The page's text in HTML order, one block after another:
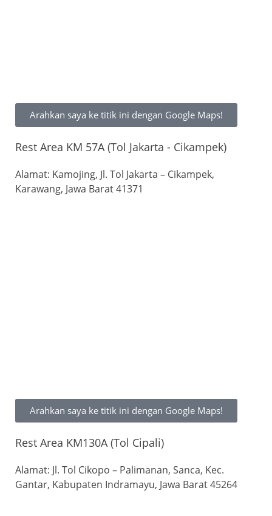
Arahkan saya ke titik ini dengan Google Maps!
Rest Area KM 57A (Tol Jakarta - Cikampek)
Alamat: Kamojing, Jl. Tol Jakarta – Cikampek,
Karawang, Jawa Barat 41371
Arahkan saya ke titik ini dengan Google Maps!
Rest Area KM130A (Tol Cipali)
Alamat: Jl. Tol Cikopo – Palimanan, Sanca, Kec.
Gantar, Kabupaten Indramayu, Jawa Barat 45264